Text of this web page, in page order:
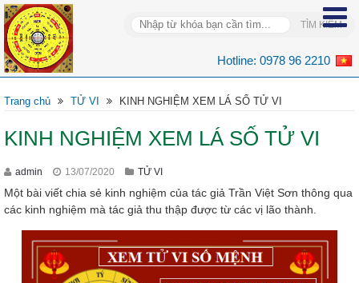
Hotline: 0978 96 2210
Trang chủ TỬ VI KINH NGHIỆM XEM LÁ SỐ TỬ VI
KINH NGHIỆM XEM LÁ SỐ TỬ VI
admin 13/07/2020 TỬ VI
Một bài viết chia sẻ kinh nghiệm của tác giả Trần Việt Sơn thông qua
các kinh nghiệm mà tác giả thu thập được từ các vị lão thành.